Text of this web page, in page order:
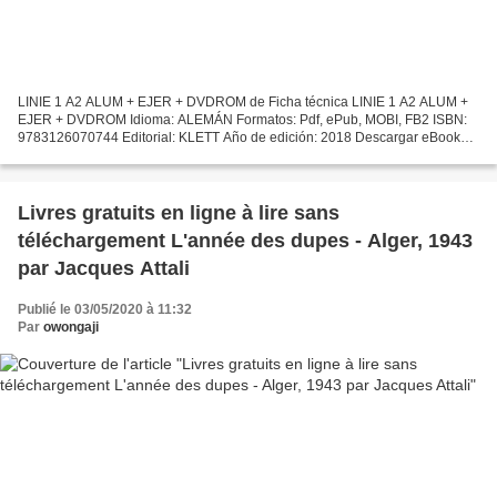
LINIE 1 A2 ALUM + EJER + DVDROM de Ficha técnica LINIE 1 A2 ALUM +
EJER + DVDROM Idioma: ALEMÁN Formatos: Pdf, ePub, MOBI, FB2 ISBN:
9783126070744 Editorial: KLETT Año de edición: 2018 Descargar eBook
Livres gratuits en ligne à lire sans
téléchargement L'année des dupes - Alger, 1943
par Jacques Attali
Publié le 03/05/2020 à 11:32
Par owongaji